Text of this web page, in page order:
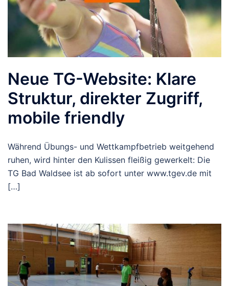
Neue TG-Website: Klare
Struktur, direkter Zugriff,
mobile friendly
Während Übungs- und Wettkampfbetrieb weitgehend
ruhen, wird hinter den Kulissen fleißig gewerkelt: Die
TG Bad Waldsee ist ab sofort unter www.tgev.de mit
[…]